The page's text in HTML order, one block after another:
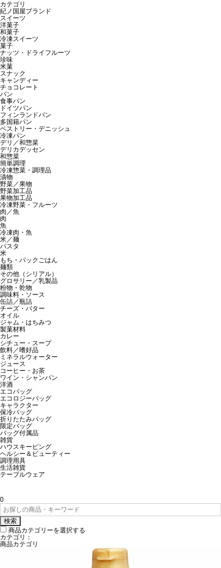
カテゴリ
紀ノ国屋ブランド
スイーツ
洋菓子
和菓子
冷凍スイーツ
菓子
ナッツ・ドライフルーツ
珍味
米菓
スナック
キャンディー
チョコレート
パン
食事パン
ドイツパン
フィンランドパン
多国籍パン
ペストリー・デニッシュ
冷凍パン
デリ／和惣菜
デリカデッセン
和惣菜
簡単調理
冷凍惣菜・調理品
漬物
野菜／果物
野菜加工品
果物加工品
冷凍野菜・フルーツ
肉／魚
肉
魚
冷凍肉・魚
米／麺
パスタ
米
もち・パックごはん
麺類
その他（シリアル）
グロサリー／乳製品
粉物・乾物
調味料・ソース
缶詰／瓶詰
チーズ・バター
オイル
ジャム・はちみつ
製菓材料
カレー
シチュー・スープ
飲料／嗜好品
ミネラルウォーター
ジュース
コーヒー・お茶
ワイン・シャンパン
洋酒
エコバッグ
エコロジーバッグ
キャラクター
保冷バッグ
折りたたみバッグ
限定バッグ
バッグ付属品
雑貨
ハウスキーピング
ヘルシー＆ビューティー
調理用具
生活雑貨
テーブルウェア
0
検索
商品カテゴリーを選択する
カテゴリ：
商品カテゴリ